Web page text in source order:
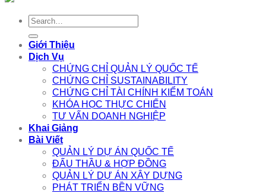
Search
Giới Thiệu
Dịch Vụ
CHỨNG CHỈ QUẢN LÝ QUỐC TẾ
CHỨNG CHỈ SUSTAINABILITY
CHỨNG CHỈ TÀI CHÍNH KIỂM TOÁN
KHÓA HỌC THỰC CHIẾN
TƯ VẤN DOANH NGHIỆP
Khai Giảng
Bài Viết
QUẢN LÝ DỰ ÁN QUỐC TẾ
ĐẤU THẦU & HỢP ĐỒNG
QUẢN LÝ DỰ ÁN XÂY DỰNG
PHÁT TRIỂN BỀN VỮNG